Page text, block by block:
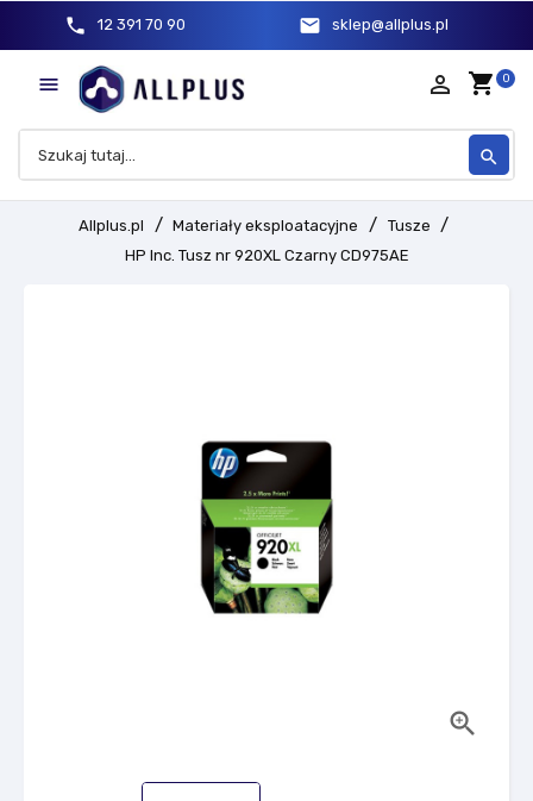
phone 12 391 70 90 mail sklep@allplus.pl
 shopping_cart 0
person_outline
search
Allplus.pl Materiały eksploatacyjne
Tusze
HP Inc. Tusz nr 920XL Czarny CD975AE
